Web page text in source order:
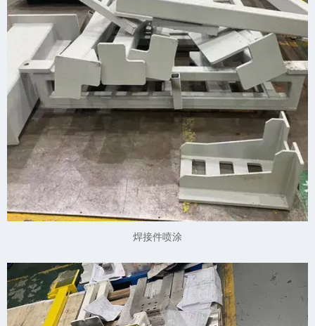
焊接件喷涂